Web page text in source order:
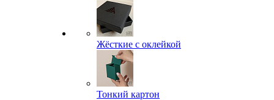
Жёсткие с оклейкой
Тонкий картон